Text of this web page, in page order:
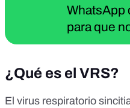
WhatsApp
para que
¿Qué es el VRS?
El virus respiratorio